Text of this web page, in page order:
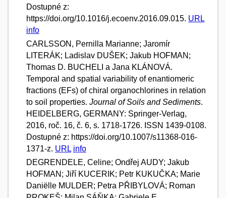
Dostupné z:
https://doi.org/10.1016/j.ecoenv.2016.09.015. URL
info
CARLSSON, Pernilla Marianne; Jaromír
LITERÁK; Ladislav DUŠEK; Jakub HOFMAN;
Thomas D. BUCHELI a Jana KLÁNOVÁ.
Temporal and spatial variability of enantiomeric
fractions (EFs) of chiral organochlorines in relation
to soil properties. Journal of Soils and Sediments.
HEIDELBERG, GERMANY: Springer-Verlag,
2016, roč. 16, č. 6, s. 1718-1726. ISSN 1439-0108.
Dostupné z: https://doi.org/10.1007/s11368-016-
1371-z. URL info
DEGRENDELE, Celine; Ondřej AUDY; Jakub
HOFMAN; Jiří KUCERIK; Petr KUKUČKA; Marie
Daniëlle MULDER; Petra PŘIBYLOVÁ; Roman